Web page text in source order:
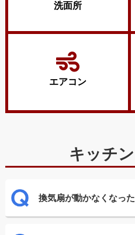
洗面所
エアコン
キッチン
換気扇が動かなくなった